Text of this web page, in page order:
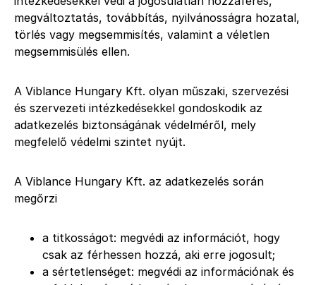
megváltoztatás, továbbítás, nyilvánosságra hozatal,
törlés vagy megsemmisítés, valamint a véletlen
megsemmisülés ellen.
A Viblance Hungary Kft. olyan műszaki, szervezési
és szervezeti intézkedésekkel gondoskodik az
adatkezelés biztonságának védelméről, mely
megfelelő védelmi szintet nyújt.
A Viblance Hungary Kft. az adatkezelés során
megőrzi
a titkosságot: megvédi az információt, hogy
csak az férhessen hozzá, aki erre jogosult;
a sértetlenséget: megvédi az információnak és